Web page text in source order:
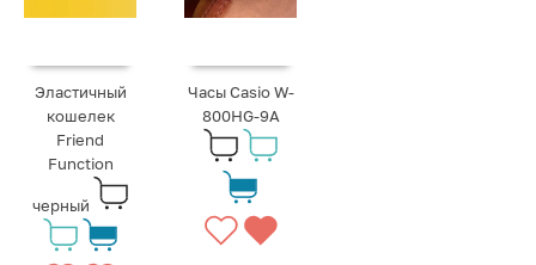
Эластичный
кошелек
Friend
Function
черный
Часы Casio W-
800HG-9A